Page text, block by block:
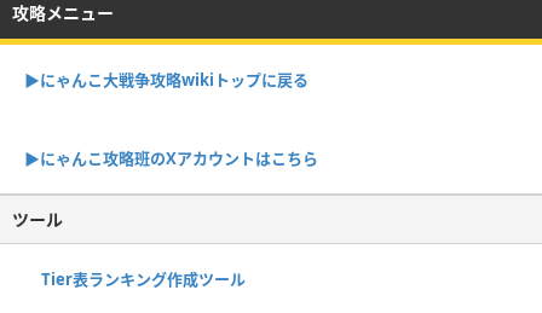
攻略メニュー
▶︎にゃんこ大戦争攻略wikiトップに戻る
▶︎にゃんこ攻略班のXアカウントはこちら
ツール
Tier表ランキング作成ツール